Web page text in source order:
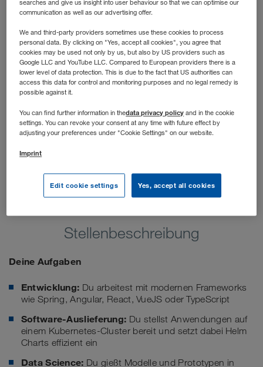
Science Lösungen, kommen spannende und
herausfordernde Projekte zustande, bei denen man nicht
nur sein Know-How ausschöpfen kann, sondern auch viel
Potential zur Weiterentwicklung besteht.
Stellenbeschreibung
Deine Aufgaben
Entwicklung: Du arbeitest mit modernen Frameworks
wie Spring, Angular, React, VueJS oder TypeScript
Software-Auslieferung: Du stellst Anwendungen auf
einem Kubernetes-Cluster bereit und setzt dabei Helm
Charts effizient ein
Data Science: Du gießt Modelle und Prototypen in
searches and give us insight into user behaviour so that we can optimise our
communication as well as our advertising offer.
We and third-party providers sometimes use these cookies to process
personal data. By clicking on "Yes, accept all cookies", you agree that
cookies may be used not only by us, but also by US providers such as
Google LLC and YouTube LLC. Compared to European providers there is a
lower level of data protection. This is due to the fact that US authorities can
access this data for control and monitoring purposes and no legal remedy is
possible against it.
You can find further information in thedata privacy policy and in the cookie
settings. You can revoke your consent at any time with future effect by
adjusting your preferences under "Cookie Settings" on our website.
Imprint
Edit cookie settings Yes, accept all cookies